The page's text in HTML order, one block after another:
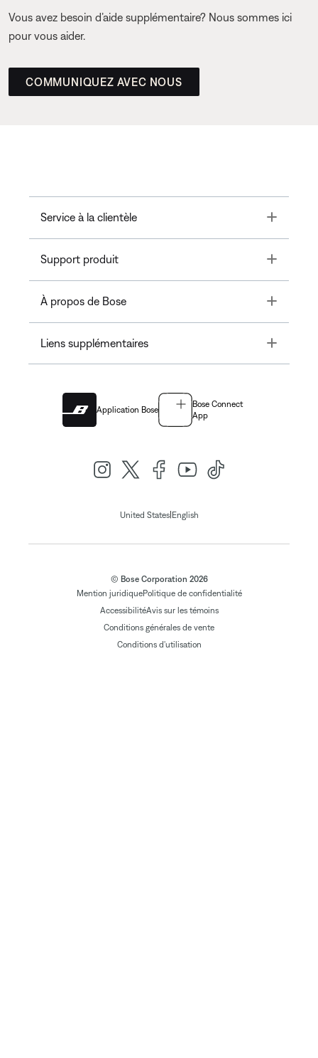
Vous avez besoin d’aide supplémentaire? Nous sommes ici
pour vous aider.
COMMUNIQUEZ AVEC NOUS
Service à la clientèle Toggle
Support produit Toggle
À propos de Bose Toggle
Liens supplémentaires Toggle
Application Bose
Bose Connect
App
United States| English
© Bose Corporation 2026
Mention juridiquePolitique de confidentialité
AccessibilitéAvis sur les témoins
Conditions générales de vente
Conditions d'utilisation